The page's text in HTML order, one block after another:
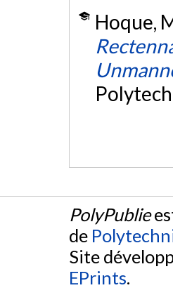
Hoque,
PolyPublie
de
Site
EPrints.